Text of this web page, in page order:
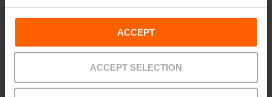
ACCEPT
ACCEPT SELECTION